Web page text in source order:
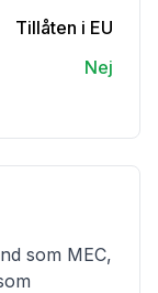
Tillåten i EU
Nej
som MEC,